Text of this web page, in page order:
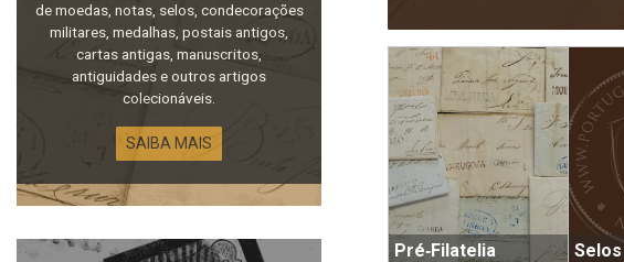
de moedas, notas, selos, condecorações
militares, medalhas, postais antigos,
cartas antigas, manuscritos,
antiguidades e outros artigos
colecionáveis.
SAIBA MAIS
Pré‑Filatelia